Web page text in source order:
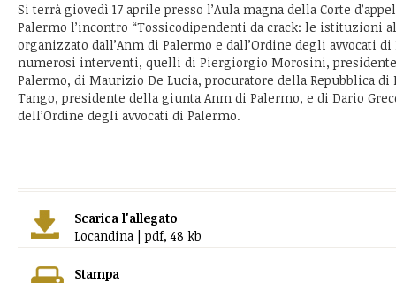
Si terrà giovedì 17 aprile presso l’Aula magna della Corte
Palermo l’incontro “Tossicodipendenti da crack: le istituzioni
organizzato dall’Anm di Palermo e dall’Ordine degli avvocati
numerosi interventi, quelli di Piergiorgio Morosini,
Palermo, di Maurizio De Lucia, procuratore della Repubblica di
Tango, presidente della giunta Anm di Palermo, e di Dario
dell’Ordine degli avvocati di Palermo.
Scarica l'allegato
Locandina | pdf, 48 kb
Stampa